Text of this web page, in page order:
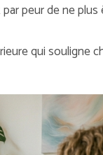
peur de ne
qui souligne